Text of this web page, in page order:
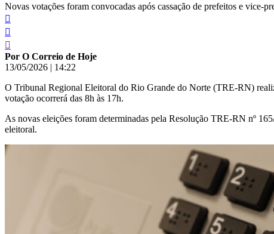
Novas votações foram convocadas após cassação de prefeitos e vice-
Por O Correio de Hoje
13/05/2026 | 14:22
O Tribunal Regional Eleitoral do Rio Grande do Norte (TRE-RN)
votação ocorrerá das 8h às 17h.
As novas eleições foram determinadas pela Resolução TRE-RN nº
eleitoral.